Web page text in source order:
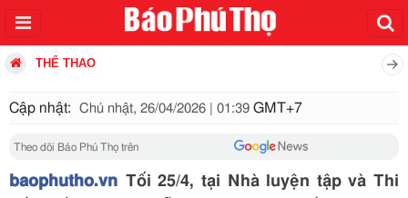
THỂ THAO
Cập nhật: Chủ nhật, 26/04/2026 | 01:39 GMT+7
Theo dõi Báo Phú Thọ trên
baophutho.vn Tối 25/4, tại Nhà luyện tập và Thi